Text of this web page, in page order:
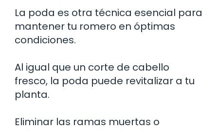
La poda es otra técnica esencial para
mantener tu romero en óptimas
condiciones.
Al igual que un corte de cabello
fresco, la poda puede revitalizar a tu
planta.
Eliminar las ramas muertas o